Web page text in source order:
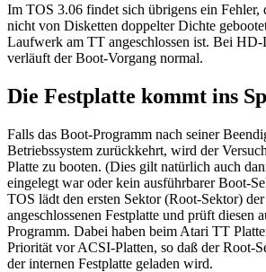
Im TOS 3.06 findet sich übrigens ein Fehler,
nicht von Disketten doppelter Dichte
Laufwerk am TT angeschlossen ist. Bei HD-
verläuft der Boot-Vorgang normal.
Die Festplatte kommt ins
Falls das Boot-Programm nach seiner
Betriebssystem zurückkehrt, wird der
Platte zu booten. (Dies gilt natürlich auch
eingelegt war oder kein ausführbarer Boot-
TOS lädt den ersten Sektor (Root-Sektor) der
angeschlossenen Festplatte und prüft diesen
Programm. Dabei haben beim Atari TT
Priorität vor ACSI-Platten, so daß der Root-
der internen Festplatte geladen wird.